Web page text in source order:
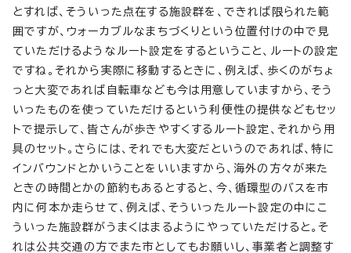
とすれば、そういった点在する施設群を、できれば限られた範
囲ですが、ウォーカブルなまちづくりという位置付けの中で見
ていただけるようなルート設定をするということ、ルートの設定
ですね。それから実際に移動するときに、例えば、歩くのがちょ
っと大変であれば自転車なども今は用意していますから、そう
いったものを使っていただけるという利便性の提供などもセッ
トで提示して、皆さんが歩きやすくするルート設定、それから用
具のセット。さらには、それでも大変だというのであれば、特に
インバウンドとかいうことをいいますから、海外の方々が来た
ときの時間とかの節約もあるとすると、今、循環型のバスを市
内に何本か走らせて、例えば、そういったルート設定の中にこ
ういった施設群がうまくはまるようにやっていただけると。そ
れは公共交通の方でまた市としてもお願いし、事業者と調整す